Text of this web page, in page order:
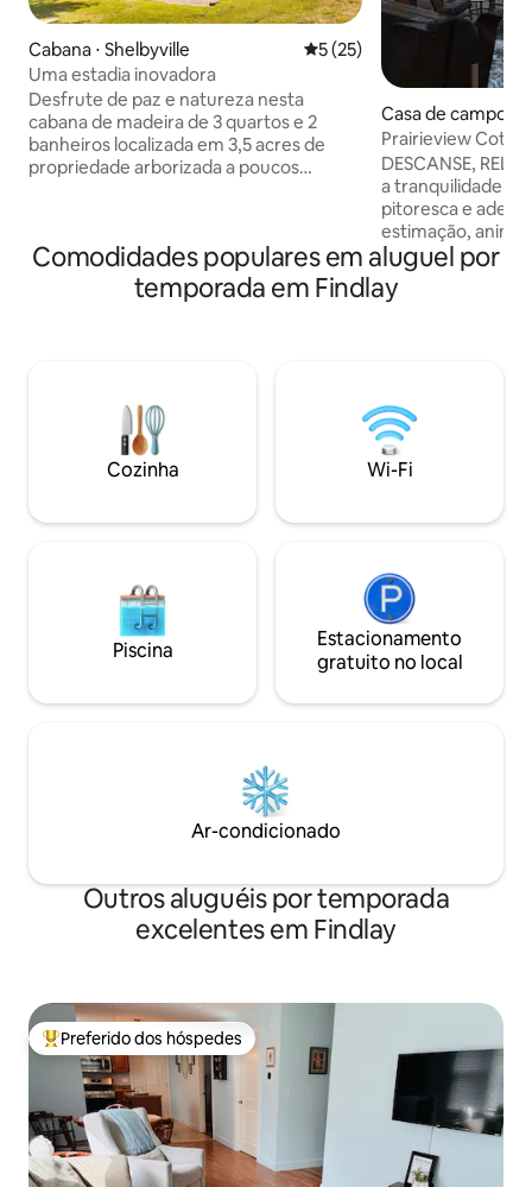
Cabana ⋅ Shelbyville 5 de uma avaliação média
5 (25)
Uma estadia inovadora
Desfrute de paz e natureza nesta
cabana de madeira de 3 quartos e 2
banheiros localizada em 3,5 acres de
propriedade arborizada a poucos
Blackstone, banheira de hidromassagem
para 6 pessoas e grande fogueira
individual. Ele acomoda
Venha ficar em uma estadia na Novel
"Vou para a floresta, para perder a
cabeça e encontrar a alma". — John
Casa de campo ⋅
Prairieview
na jacuzzi
DESCANSE,
a tranquilidade
pitoresca e
estimação,
Quer você esteja
romântico, uma
ou um santuário
aconchegue-se
ou simplesmente
com conforto.
idealmente
Shelbyville.
Comodidades populares em aluguel por
temporada em Findlay
Cozinha Wi-Fi
Piscina
Estacionamento
gratuito no local
Ar-condicionado
Outros aluguéis por temporada
excelentes em Findlay
Entre os melhores preferidos dos hóspedes
Preferido dos hóspedes